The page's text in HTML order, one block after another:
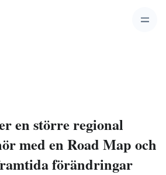
en större regional
med en Road Map och
förändringar